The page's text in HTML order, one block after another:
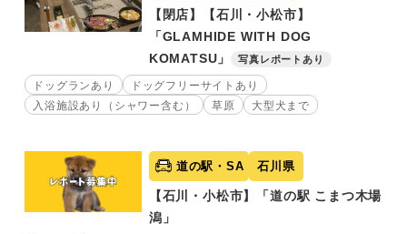
【閉店】【石川・小松市】
「GLAMHIDE WITH DOG
KOMATSU」
写真レポートあり
ドッグランあり
ドッグフリーサイトあり
入浴施設あり（シャワー含む）
草原 大型犬まで
道の駅・SA 石川県
【石川・小松市】「道の駅 こまつ木場
潟」